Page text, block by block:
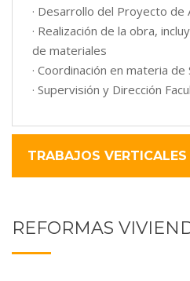
· Desarrollo del Proyecto de
· Realización de la obra,
de materiales
· Coordinación en materia de
· Supervisión y Dirección
TRABAJOS VERTICALES
REFORMAS